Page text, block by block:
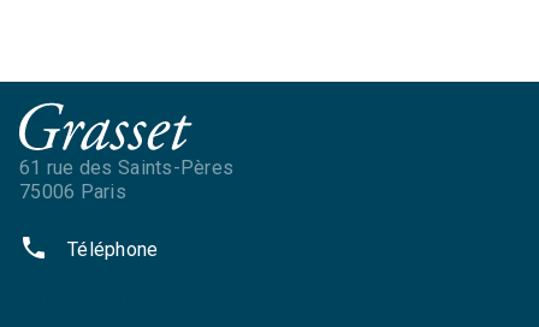
61 rue des Saints-Pères
75006 Paris
phone Téléphone